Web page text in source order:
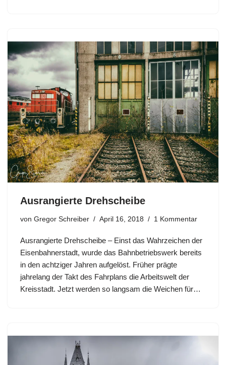
Ausrangierte Drehscheibe
von Gregor Schreiber April 16, 2018 1 Kommentar
Ausrangierte Drehscheibe – Einst das Wahrzeichen der
Eisenbahnerstadt, wurde das Bahnbetriebswerk bereits
in den achtziger Jahren aufgelöst. Früher prägte
jahrelang der Takt des Fahrplans die Arbeitswelt der
Kreisstadt. Jetzt werden so langsam die Weichen für…